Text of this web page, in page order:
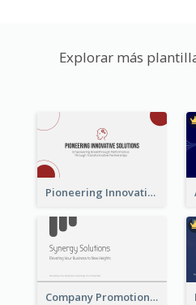
Explorar más
Pioneering Innovative Solutions Company Overview
Company Promotion Presentation